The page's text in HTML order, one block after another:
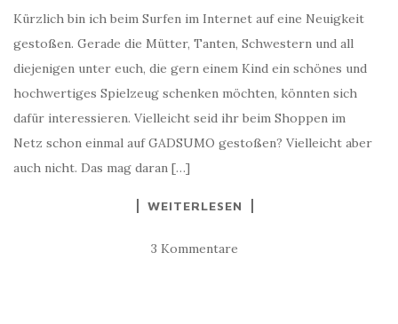
Kürzlich bin ich beim Surfen im Internet auf eine Neuigkeit
gestoßen. Gerade die Mütter, Tanten, Schwestern und all
diejenigen unter euch, die gern einem Kind ein schönes und
hochwertiges Spielzeug schenken möchten, könnten sich
dafür interessieren. Vielleicht seid ihr beim Shoppen im
Netz schon einmal auf GADSUMO gestoßen? Vielleicht aber
auch nicht. Das mag daran […]
WEITERLESEN
3 Kommentare